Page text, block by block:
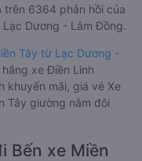
6364 phản hồi của
Dương - Lâm Đồng.
Tây từ Lạc Dương -
xe Điền Linh
khuyến mãi, giá vé Xe
Tây giường nằm đôi
Bến xe Miền